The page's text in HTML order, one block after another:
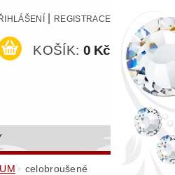
REGISTRACE
KOŠÍK: 0 Kč
celobroušené